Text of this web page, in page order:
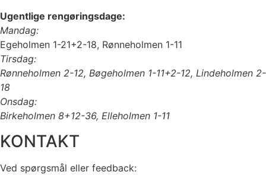
Ugentlige rengøringsdage:
Mandag:
Egeholmen 1-21+2-18, Rønneholmen 1-11
Tirsdag:
Rønneholmen 2-12, Bøgeholmen 1-11+2-12, Lindeholmen 2-
18
Onsdag:
Birkeholmen 8+12-36, Elleholmen 1-11
KONTAKT
Ved spørgsmål eller feedback: